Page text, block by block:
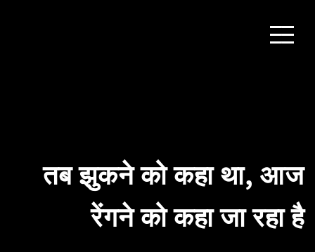
तब झुकने को कहा था, आज
रेंगने को कहा जा रहा है